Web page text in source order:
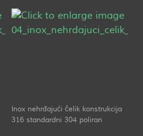
Inox nehrđajući čelik konstrukcija
316 standardni 304 poliran